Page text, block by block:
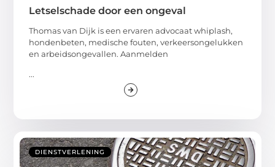
Letselschade door een ongeval
Thomas van Dijk is een ervaren advocaat whiplash,
hondenbeten, medische fouten, verkeersongelukken
en arbeidsongevallen. Aanmelden
...
DIENSTVERLENING